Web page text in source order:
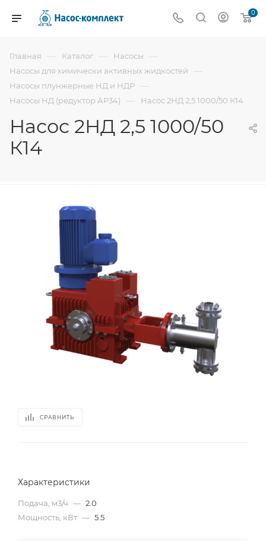
0
Главная — Каталог — Насосы —
Насосы для химически активных жидкостей —
Насосы плунжерные НД и НДР —
Насосы НД (редуктор АР34) — Насос 2НД 2,5 1000/50 К14
Насос 2НД 2,5 1000/50
К14
СРАВНИТЬ
Характеристики
Подача, м3/ч — 2.0
Мощность, кВт — 5.5